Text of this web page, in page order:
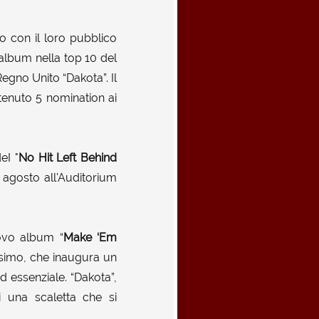
con il loro pubblico
nella top 10 del
Unito “Dakota”. Il
5 nomination ai
"No Hit Left Behind
all'Auditorium
album “Make ‘Em
che inaugura un
“Dakota”,
una scaletta che si